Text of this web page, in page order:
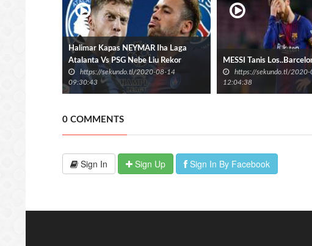
Halimar Kapas NEYMAR Iha Laga
Atalanta Vs PSG Nebe Liu Rekor
MESSIhttps://sekundo.tl/2020-08-14
09:30:43
MESSI Tanis
https://sekundo.tl/
12:04:38
0 COMMENTS
Sign In Sign Up Sign In By Facebook